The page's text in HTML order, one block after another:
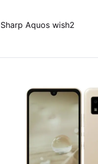
Sharp Aquos wish2